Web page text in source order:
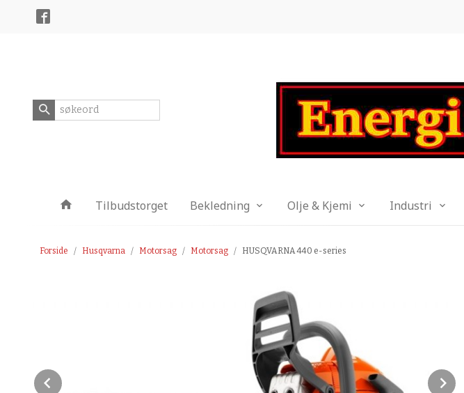
ProdukterTilbudstorget Bekledning Olje & Kjemi Industri
Forside Husqvarna Motorsag Motorsag HUSQVARNA 440 e-series